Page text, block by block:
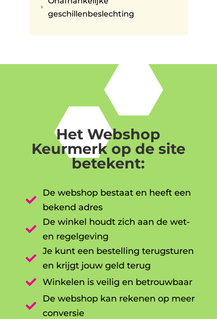
E
geschillenbeslechting
Het Webshop
Keurmerk op de site
betekent:

De webshop bestaat en heeft een
bekend adres

De winkel houdt zich aan de wet-
en regelgeving

Je kunt een bestelling terugsturen
en krijgt jouw geld terug

Winkelen is veilig en betrouwbaar

De webshop kan rekenen op meer
conversie